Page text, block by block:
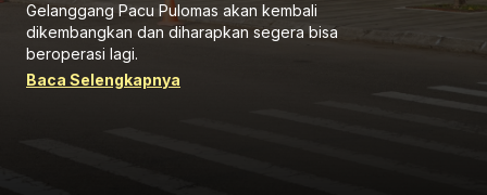
Selanjutnya
Gelanggang Pacu Pulomas akan kembali
dikembangkan dan diharapkan segera bisa
beroperasi lagi.
Baca Selengkapnya